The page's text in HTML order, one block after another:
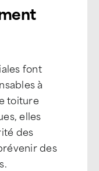
font
à
toiture
elles
des
des